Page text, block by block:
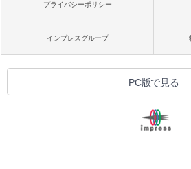
プライバシーポリシー
インプレスグループ
PC版で見る